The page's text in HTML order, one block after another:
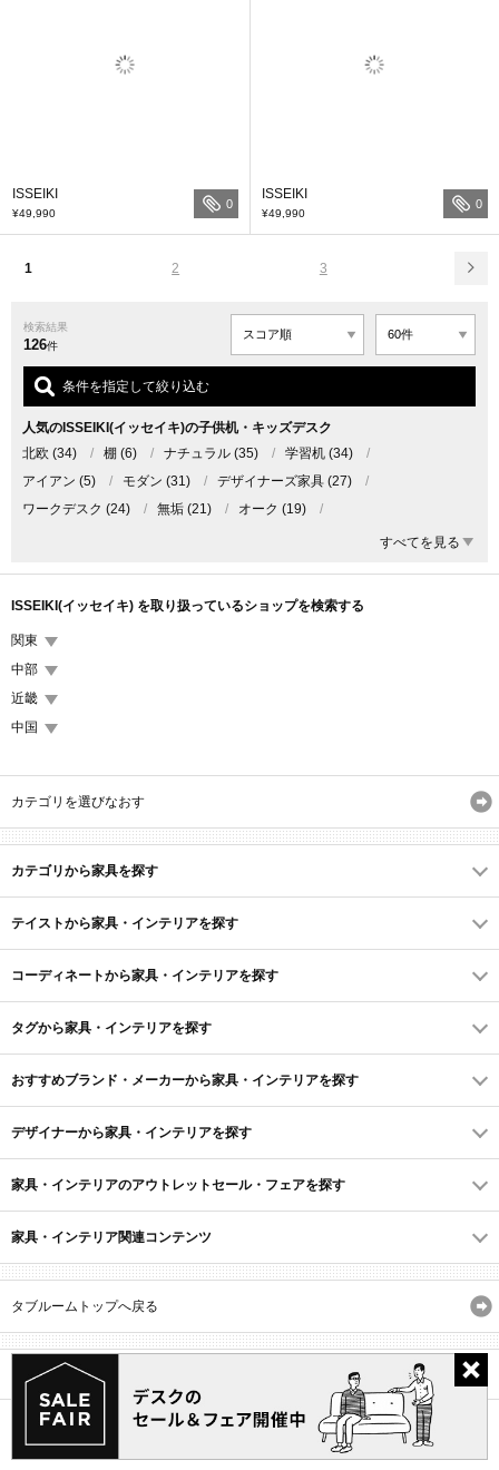
ISSEIKI
¥49,990
0
ISSEIKI
¥49,990
0
1 2 3
検索結果
126件
条件を指定して絞り込む
人気のISSEIKI(イッセイキ)の子供机・キッズデスク
北欧 (34) / 棚 (6) / ナチュラル (35) / 学習机 (34)
/
アイアン (5) / モダン (31) / デザイナーズ家具 (27)
/
ワークデスク (24) / 無垢 (21) / オーク (19)
/
キッズ家具(10)
/
ミッドセンチュリー
すべてを見る
ISSEIKI(イッセイキ) を取り扱っているショップを検索する
関東
中部
近畿
中国
カテゴリを選びなおす
カテゴリから家具を探す
テイストから家具・インテリアを探す
コーディネートから家具・インテリアを探す
タグから家具・インテリアを探す
おすすめブランド・メーカーから家具・インテリアを探す
デザイナーから家具・インテリアを探す
家具・インテリアのアウトレットセール・フェアを探す
家具・インテリア関連コンテンツ
タブルームトップへ戻る
サイトマップ プライバシーポリシー